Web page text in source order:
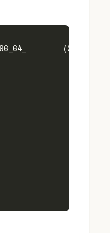
Linux 2.6.32-358.el6.x86_64 (abc) 	04/11/2016 	_x86_64_	(2 CPU)